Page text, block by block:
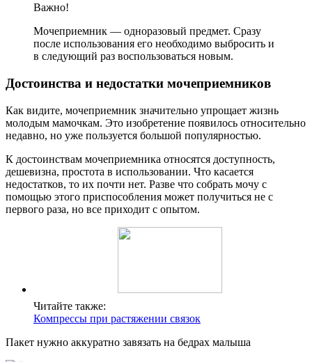
Важно!
Мочеприемник — одноразовый предмет. Сразу
после использования его необходимо выбросить и
в следующий раз воспользоваться новым.
Достоинства и недостатки мочеприемников
Как видите, мочеприемник значительно упрощает жизнь
молодым мамочкам. Это изобретение появилось относительно
недавно, но уже пользуется большой популярностью.
К достоинствам мочеприемника относятся доступность,
дешевизна, простота в использовании. Что касается
недостатков, то их почти нет. Разве что собрать мочу с
помощью этого приспособления может получиться не с
первого раза, но все приходит с опытом.
Читайте также:
Компрессы при растяжении связок
Пакет нужно аккуратно завязать на бедрах малыша